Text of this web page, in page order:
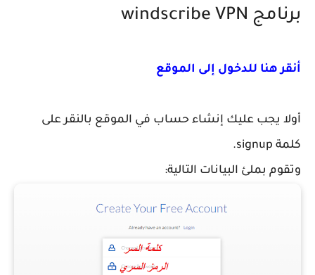
برنامج windscribe VPN
أنقر هنا للدخول إلى الموقع
أولا يجب عليك إنشاء حساب في الموقع بالنقر على
كلمة signup.
وتقوم بملئ البيانات التالية: